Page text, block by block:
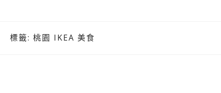
標籤: 桃園 IKEA 美食